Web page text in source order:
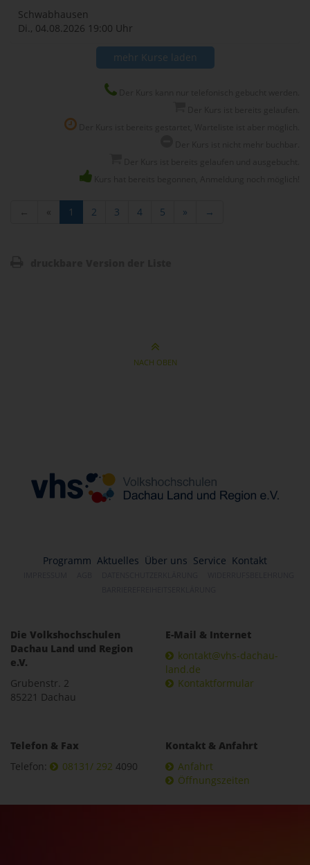
Schwabhausen
Di., 04.08.2026 19:00 Uhr
mehr Kurse laden
← « 1 2 3 4 5 » →
NACH OBEN
Programm Aktuelles Über uns Service Kontakt
Die Volkshochschulen
Dachau Land und Region
e.V.
Grubenstr. 2
85221 Dachau
E-Mail & Internet
kontakt@vhs-dachau-
land.de
Kontaktformular
Telefon & Fax
Telefon:
08131/ 292 4090
Kontakt & Anfahrt
Anfahrt
Öffnungszeiten